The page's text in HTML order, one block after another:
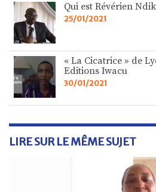
Qui est Révérien
25/01/2021
« La Cicatrice » de
Editions Iwacu
30/01/2021
LIRE SUR LE MÊME SUJET